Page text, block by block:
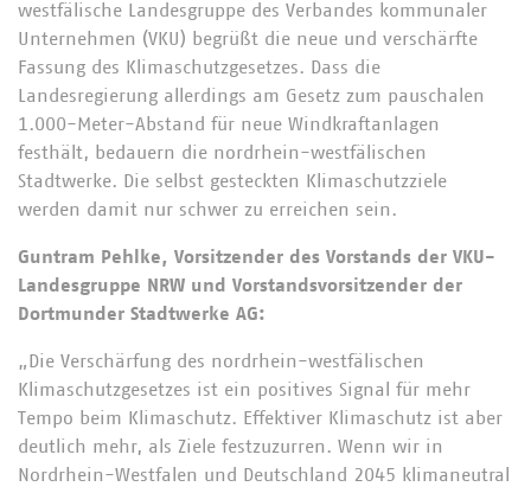
westfälische Landesgruppe des Verbandes kommunaler
Unternehmen (VKU) begrüßt die neue und verschärfte
Fassung des Klimaschutzgesetzes. Dass die
Landesregierung allerdings am Gesetz zum pauschalen
1.000-Meter-Abstand für neue Windkraftanlagen
festhält, bedauern die nordrhein-westfälischen
Stadtwerke. Die selbst gesteckten Klimaschutzziele
werden damit nur schwer zu erreichen sein.
Guntram Pehlke, Vorsitzender des Vorstands der VKU-
Landesgruppe NRW und Vorstandsvorsitzender der
Dortmunder Stadtwerke AG:
„Die Verschärfung des nordrhein-westfälischen
Klimaschutzgesetzes ist ein positives Signal für mehr
Tempo beim Klimaschutz. Effektiver Klimaschutz ist aber
deutlich mehr, als Ziele festzuzurren. Wenn wir in
Nordrhein-Westfalen und Deutschland 2045 klimaneutral